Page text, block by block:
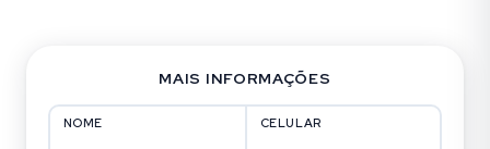
MAIS INFORMAÇÕES
NOME CELULAR